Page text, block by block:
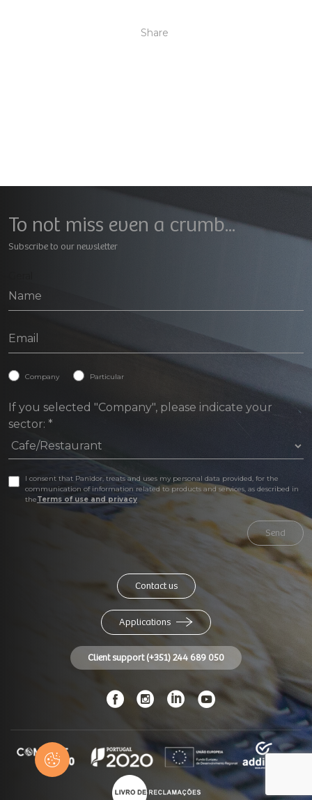
Share
To not miss even a crumb...
Subscribe to our newsletter
Company Particular
If you selected "Company", please indicate your
sector: *
I consent that Panidor, treats and uses my personal data provided, for the
communication of information related to products and services, as described in
theTerms of use and privacy
Send
Contact us
Applications
Client support (+351) 244 689 050